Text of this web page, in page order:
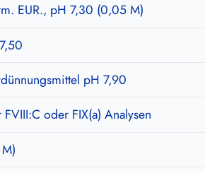
EUR., pH 7,30 (0,05 M)
pH 7,90
oder FIX(a) Analysen